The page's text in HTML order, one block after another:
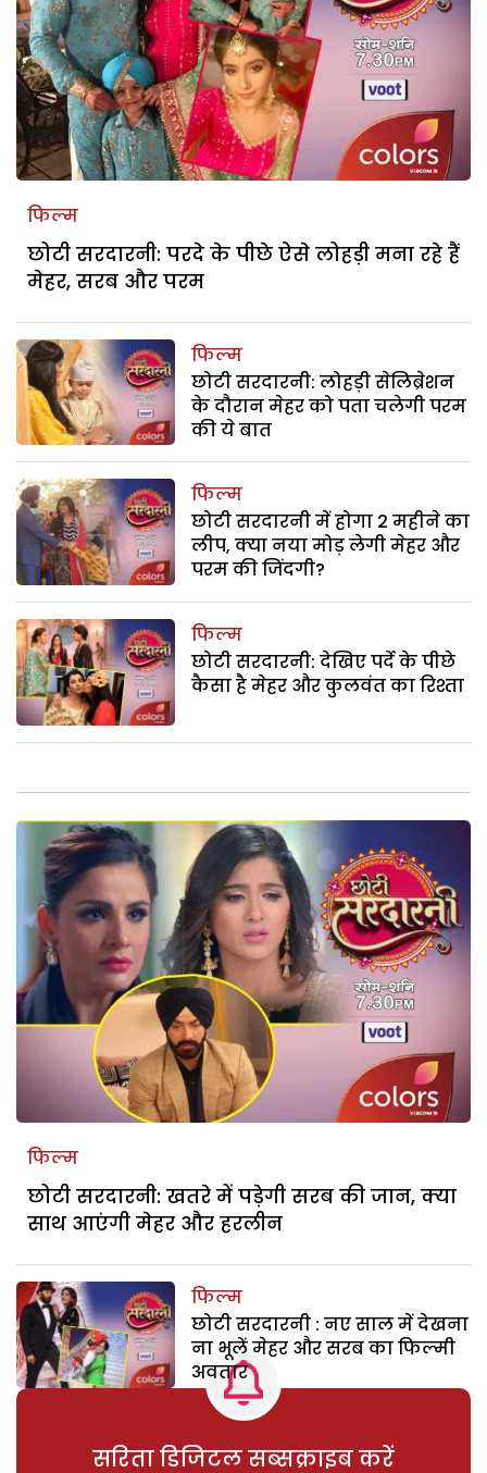
फिल्म
छोटी सरदारनी: परदे के पीछे ऐसे लोहड़ी मना रहे हैं
मेहर, सरब और परम
फिल्म
छोटी सरदारनी: लोहड़ी सेलिब्रेशन
के दौरान मेहर को पता चलेगी परम
की ये बात
फिल्म
छोटी सरदारनी में होगा 2 महीने का
लीप, क्या नया मोड़ लेगी मेहर और
परम की जिंदगी?
फिल्म
छोटी सरदारनी: देखिए पर्दे के पीछे
कैसा है मेहर और कुलवंत का रिश्ता
फिल्म
छोटी सरदारनी: खतरे में पड़ेगी सरब की जान, क्या
साथ आएंगी मेहर और हरलीन
फिल्म
छोटी सरदारनी : नए साल में देखना
ना भूलें मेहर और सरब का फिल्मी
अवतार
सरिता डिजिटल सब्सक्राइब करें